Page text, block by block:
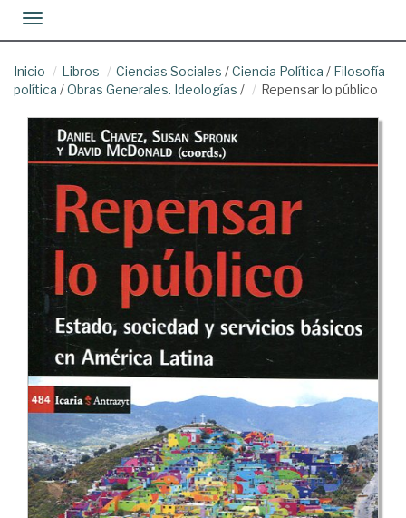
Toggle navigation
Inicio Libros Ciencias Sociales /Ciencia Política / Filosofía
política /Obras Generales. Ideologías / Repensar lo público